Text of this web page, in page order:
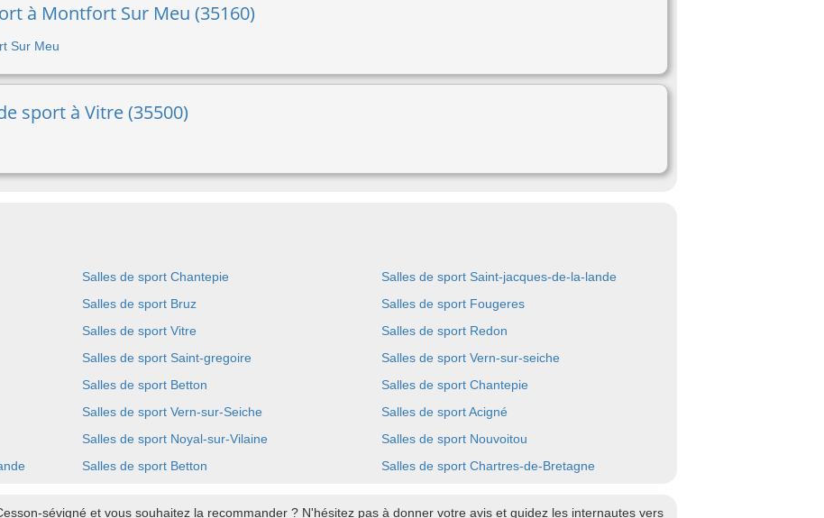
à Montfort Sur Meu (35160)
Sur Meu
sport à Vitre (35500)
Salles de sport Chantepie
Salles de sport Saint-jacques-de-la-lande
Salles de sport Bruz
Salles de sport Fougeres
Salles de sport Vitre
Salles de sport Redon
Salles de sport Saint-gregoire
Salles de sport Vern-sur-seiche
Salles de sport Betton
Salles de sport Chantepie
Salles de sport Vern-sur-Seiche
Salles de sport Acigné
Salles de sport Noyal-sur-Vilaine
Salles de sport Nouvoitou
Salles de sport Betton Salles de sport Chartres-de-Bretagne
sévigné et vous souhaitez la recommander ? N'hésitez pas à donner votre avis et guidez les internautes vers